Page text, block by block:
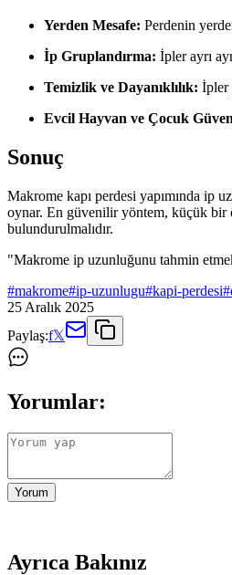
Yerden Mesafe: Perdenin
İp Gruplandırma: İpler ayrı
Temizlik ve Dayanıklılık: İpler
Evcil Hayvan ve Çocuk
Sonuç
Makrome kapı perdesi yapımında ip
oynar. En güvenilir yöntem, küçük bir
bulundurulmalıdır.
"Makrome ip uzunluğunu tahmin
#makrome#ip-uzunlugu#kapi-perdesi#
25 Aralık 2025
Paylaş:f𝕏
Yorumlar:
Yorum
Ayrıca Bakınız